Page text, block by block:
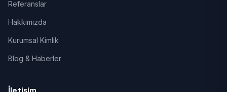
Referanslar
Hakkımızda
Kurumsal Kimlik
Blog & Haberler